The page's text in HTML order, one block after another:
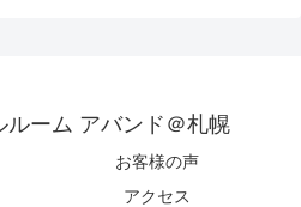
ルーム アバンド＠札幌
お客様の声
アクセス